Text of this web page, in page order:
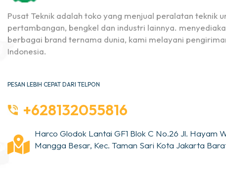
Pusat Teknik adalah toko yang menjual peralatan teknik
pertambangan, bengkel dan industri lainnya.
berbagai brand ternama dunia, kami melayani
Indonesia.
PESAN LEBIH CEPAT DARI TELPON
+628132055816
Harco Glodok Lantai GF1 Blok C No.26 Jl. Hayam
Mangga Besar, Kec. Taman Sari Kota Jakarta Barat